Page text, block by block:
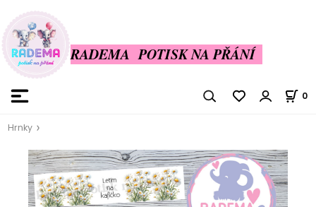
RADEMA POTISK NA PŘÁNÍ
0
Hrnky